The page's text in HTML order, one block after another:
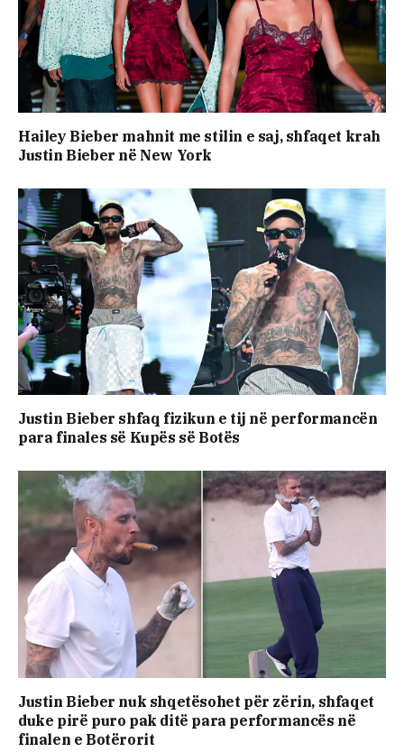
Hailey Bieber mahnit me stilin e saj, shfaqet krah
Justin Bieber në New York
Justin Bieber shfaq fizikun e tij në performancën
para finales së Kupës së Botës
Justin Bieber nuk shqetësohet për zërin, shfaqet
duke pirë puro pak ditë para performancës në
finalen e Botërorit